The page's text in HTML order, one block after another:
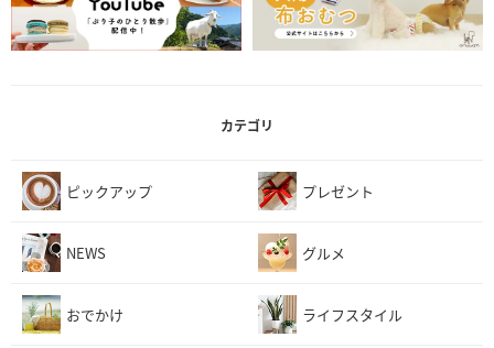
カテゴリ
ピックアップ プレゼント
NEWS グルメ
おでかけ ライフスタイル